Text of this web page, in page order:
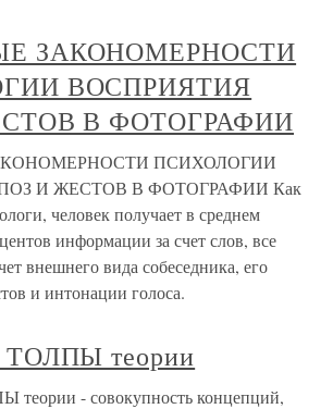
ЗАКОНОМЕРНОСТИ
ВОСПРИЯТИЯ
В ФОТОГРАФИИ
ПСИХОЛОГИИ
И ЖЕСТОВ В ФОТОГРАФИИ Как
человек получает в среднем
информации за счет слов, все
внешнего вида собеседника, его
и интонации голоса.
теории
- совокупность концепций,